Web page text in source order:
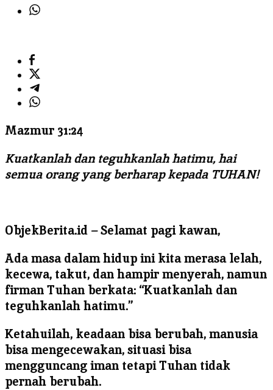
Mazmur 31:24
Kuatkanlah dan teguhkanlah hatimu, hai
semua orang yang berharap kepada TUHAN!
ObjekBerita.id – Selamat pagi kawan,
Ada masa dalam hidup ini kita merasa lelah,
kecewa, takut, dan hampir menyerah, namun
firman Tuhan berkata: “Kuatkanlah dan
teguhkanlah hatimu.”
Ketahuilah, keadaan bisa berubah, manusia
bisa mengecewakan, situasi bisa
mengguncang iman tetapi Tuhan tidak
pernah berubah.